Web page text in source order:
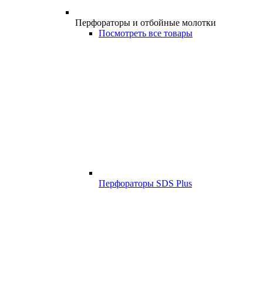
Перфораторы и отбойные молотки
Посмотреть все товары
Перфораторы SDS Plus